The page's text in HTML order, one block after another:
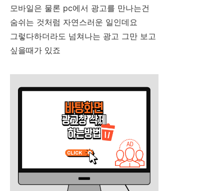
모바일은 물론 pc에서 광고를 만나는건
숨쉬는 것처럼 자연스러운 일인데요
그렇다하더라도 넘쳐나는 광고 그만 보고
싶을때가 있죠